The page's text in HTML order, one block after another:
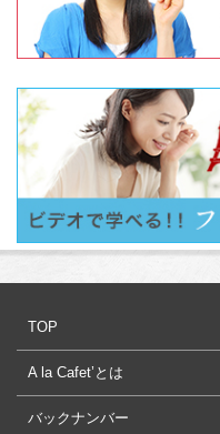
TOP
A la Cafet’とは
バックナンバー